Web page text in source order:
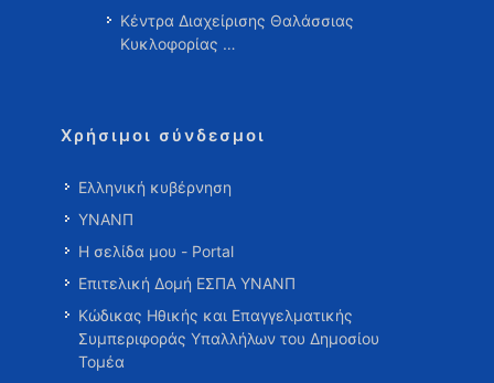
Κέντρα Διαχείρισης Θαλάσσιας
Κυκλοφορίας …
Χρήσιμοι σύνδεσμοι
Ελληνική κυβέρνηση
ΥΝΑΝΠ
Η σελίδα μου - Portal
Επιτελική Δομή ΕΣΠΑ ΥΝΑΝΠ
Κώδικας Ηθικής και Επαγγελματικής
Συμπεριφοράς Υπαλλήλων του Δημοσίου
Τομέα